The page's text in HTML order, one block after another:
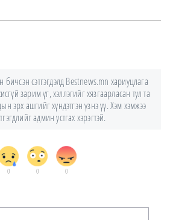
сэтгэгдэлд Bestnews.mn хариуцлага
зарим үг, хэллэгийг хязгаарласан тул та
эрх ашгийг хүндэтгэн үзнэ үү. Хэм хэмжээ
админ устгах хэрэгтэй.
0 0 0